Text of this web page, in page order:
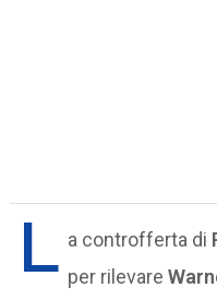
L a controfferta di
per rilevare